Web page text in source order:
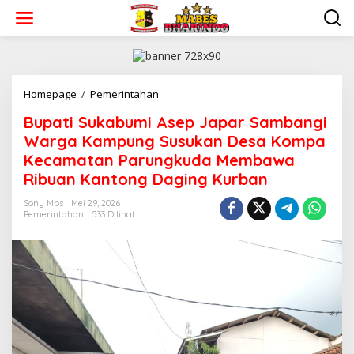
w
Homepage / Pemerintahan
p
a
t
i
S
A
e
Bupati Sukabumi Asep Japar Sambangi
Warga Kampung Susukan Desa Kompa
Kecamatan Parungkuda Membawa
Ribuan Kantong Daging Kurban
Sony Mbs
Mei 29, 2026
Pemerintahan
533 Dilihat